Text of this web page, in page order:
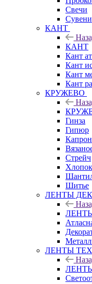
Свечи
КАНТ
КАНТ
Кант
Кант
Кант
Кант
КРУЖЕВО
Гинза
Гипюр
Капрон
Стрейч
Шитье
ЛЕНТЫ
ЛЕНТЫ